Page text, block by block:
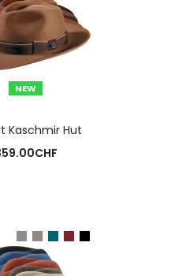
NEW
Kaschmir Hut
CHF